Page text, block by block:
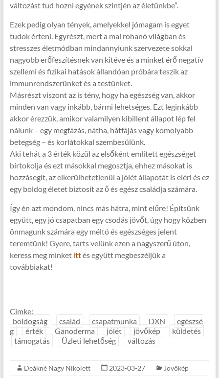
változást tud hozni egyének szintjén az életünkbe”.
Ezek pedig olyan tények, amelyekkel jómagam is egyet
tudok érteni. Egyrészt, mert a mai rohanó világban és
stresszes életmódban mindannyiunk szervezete sokkal
nagyobb erőfeszítésnek van kitéve és a minket érő negatív
szellemi és fizikai hatások állandóan próbára teszik az
immunrendszerünket és a testünket.
Másrészt viszont az is tény, hogy ha egészség van, akkor
minden van vagy inkább, bármi lehetséges. Ezt leginkább
akkor érezzük, amikor valamilyen kibillent állapot lép fel
nálunk – egy megfázás, nátha, hátfájás vagy komolyabb
betegség – és korlátokkal szembesülünk.
Aki tehát a 3 érték közül az elsőként említett egészséget
birtokolja és ezt másokkal megosztja, ehhez másokat is
hozzásegít, az elkerülhetetlenül a jólét állapotát is eléri és ez
egy boldog életet biztosít az ő és egész családja számára.
Így én azt mondom, nincs más hátra, mint előre! Építsünk
együtt, egy jó csapatban egy csodás jövőt, úgy hogy közben
önmagunk számára egy méltó és egészséges jelent
teremtünk! Gyere, tarts velünk ezen a nagyszerű úton,
keress meg minket ittés együtt megbeszéljük a
továbbiakat!
Cimke:
boldogság
család csapatmunka DXN
egészsé
g
érték Ganoderma jólét jövőkép
küldetés
támogatás
Üzleti lehetőség változás
Deákné Nagy Nikolett 2023-03-27 Jövőkép